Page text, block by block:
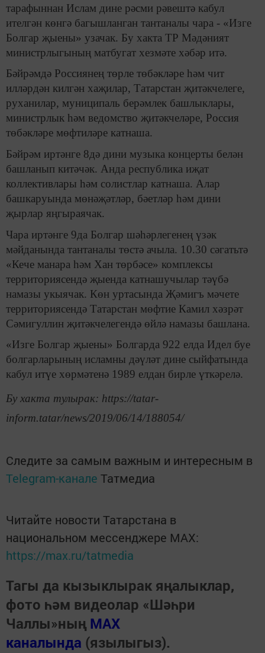
тарафыннан Ислам дине рәсми рәвештә кабул
ителгән көнгә багышланган тантаналы чара - «Изге
Болгар җыены» узачак. Бу хакта ТР Мәдәният
министрлыгының матбугат хезмәте хәбәр итә.
Бәйрәмдә Россиянең төрле төбәкләре һәм чит
илләрдән килгән хаҗилар, Татарстан җитәкчелеге,
руханилар, муниципаль берәмлек башлыклары,
министрлык һәм ведомство җитәкчеләре, Россия
төбәкләре мөфтиләре катнаша.
Бәйрәм иртәнге 8дә дини музыка концерты белән
башланып китәчәк. Анда республика иҗат
коллективлары һәм солистлар катнаша. Алар
башкаруында мөнәҗәтләр, бәетләр һәм дини
җырлар яңгыраячак.
Чара иртәнге 9да Болгар шәһәрлегенең үзәк
мәйданында тантаналы төстә ачыла. 10.30 сәгатьтә
«Кече манара һәм Хан төрбәсе» комплексы
территориясендә җыенда катнашучылар тәүбә
намазы укыячак. Көн уртасында Җәмигъ мәчете
территориясендә Татарстан мөфтие Камил хәзрәт
Сәмигуллин җитәкчелегендә өйлә намазы башлана.
«Изге Болгар җыены» Болгарда 922 елда Идел буе
болгарларының исламны дәүләт дине сыйфатында
кабул итүе хөрмәтенә 1989 елдан бирле үткәрелә.
Бу хакта тулырак: https://tatar-
inform.tatar/news/2019/06/14/188054/
Следите за самым важным и интересным в
Telegram-канале Татмедиа
Читайте новости Татарстана в
национальном мессенджере MАХ:
https://max.ru/tatmedia
Тагы да кызыклырак яңалыклар,
фото һәм видеолар «Шәһри
Чаллы»ның MAX
каналында (язылыгыз).